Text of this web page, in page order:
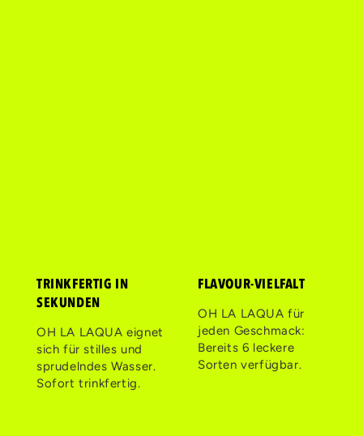
TRINKFERTIG IN
SEKUNDEN
OH LA LAQUA eignet
sich für stilles und
sprudelndes Wasser.
Sofort trinkfertig.
FLAVOUR-VIELFALT
OH LA LAQUA für
jeden Geschmack:
Bereits 6 leckere
Sorten verfügbar.